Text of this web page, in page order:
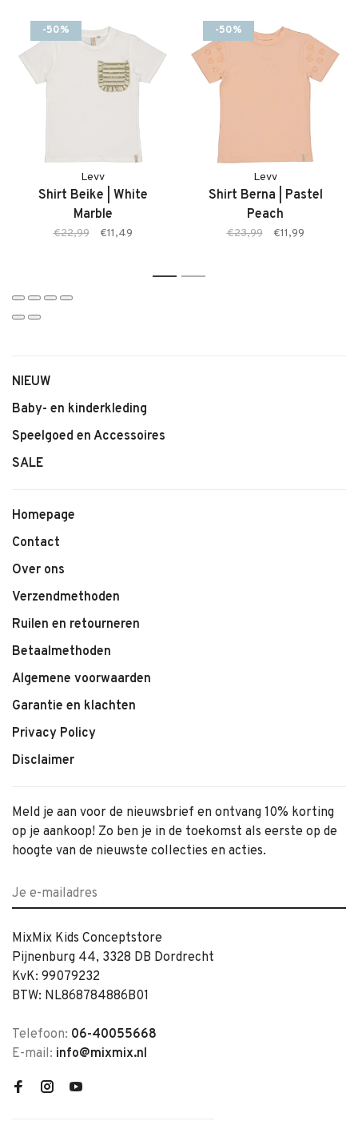
meten de rok graag voor je na, zodat je zeker weet dat je de
juiste maat bestelt.
• Zachte, comfortabele stof
• Elastische tailleband
• AOP Green Stripe print
• Geschikt voor dagelijks gebruik
• Makkelijk te combineren
-50%
Levv
Shirt Beike | White
Marble
€22,99 €11,49
-50%
Levv
Shirt Berna | Pastel
Peach
€23,99 €11,99
1 2
NIEUW
Baby- en kinderkleding
Speelgoed en Accessoires
SALE
Homepage
Contact
Over ons
Verzendmethoden
Ruilen en retourneren
Betaalmethoden
Algemene voorwaarden
Garantie en klachten
Privacy Policy
Disclaimer
Meld je aan voor de nieuwsbrief en ontvang 10% korting
op je aankoop! Zo ben je in de toekomst als eerste op de
hoogte van de nieuwste collecties en acties.
MixMix Kids Conceptstore
Pijnenburg 44, 3328 DB Dordrecht
KvK: 99079232
BTW: NL868784886B01
Telefoon: 06-40055668
E-mail: info@mixmix.nl